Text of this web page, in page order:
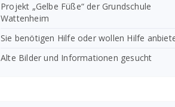
Projekt „Gelbe Füße“ der Grundschule
Wattenheim
Sie benötigen Hilfe oder wollen Hilfe
Alte Bilder und Informationen gesucht